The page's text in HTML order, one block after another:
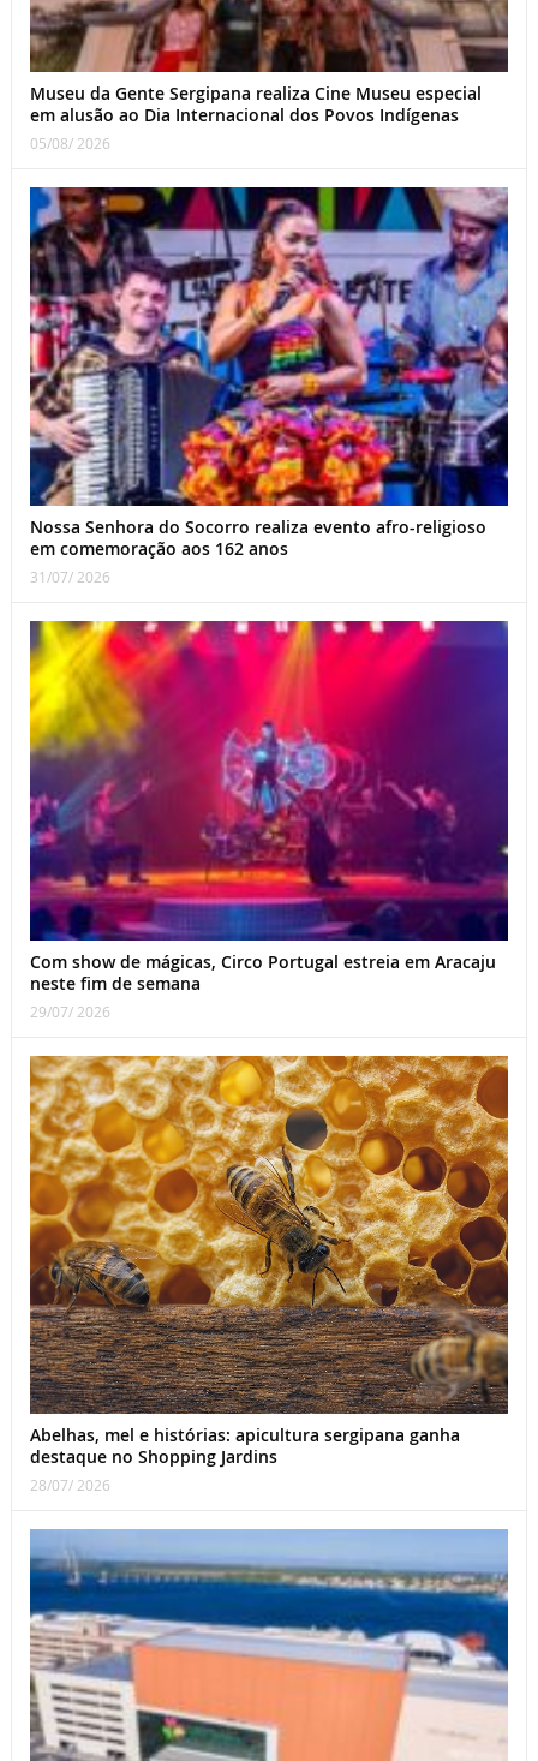
Museu da Gente Sergipana realiza Cine Museu especial
em alusão ao Dia Internacional dos Povos Indígenas
05/08/ 2026
Nossa Senhora do Socorro realiza evento afro-religioso
em comemoração aos 162 anos
31/07/ 2026
Com show de mágicas, Circo Portugal estreia em Aracaju
neste fim de semana
29/07/ 2026
Abelhas, mel e histórias: apicultura sergipana ganha
destaque no Shopping Jardins
28/07/ 2026